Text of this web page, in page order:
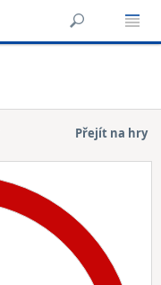
Přejít na hry